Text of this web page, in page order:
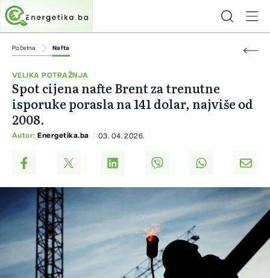
Početna Nafta
VELIKA POTRAŽNJA
Spot cijena nafte Brent za trenutne
isporuke porasla na 141 dolar, najviše od
2008.
Autor: Energetika.ba 03. 04. 2026.